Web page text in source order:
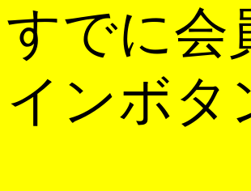
すでに会
インボタ